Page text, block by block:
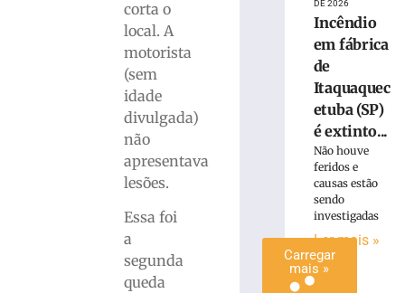
corta o
local. A
motorista
(sem
idade
divulgada)
não
apresentava
lesões.
Essa foi
a
segunda
queda
Papanduva
Carregar
mais »
DE 2026
Incêndio
em fábrica
de
Itaquaquec
etuba (SP)
é extinto...
Não houve
feridos e
causas estão
sendo
investigadas
Ler mais »